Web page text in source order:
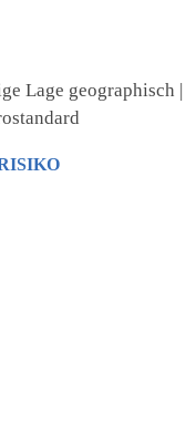
Lage geographisch |